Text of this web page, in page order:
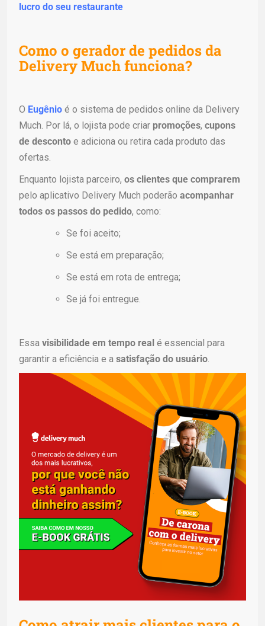
lucro do seu restaurante
Como o gerador de pedidos da
Delivery Much funciona?
O Eugênio é o sistema de pedidos online da Delivery
Much. Por lá, o lojista pode criar promoções, cupons
de desconto e adiciona ou retira cada produto das
ofertas.
Enquanto lojista parceiro, os clientes que comprarem
pelo aplicativo Delivery Much poderão acompanhar
todos os passos do pedido, como:
Se foi aceito;
Se está em preparação;
Se está em rota de entrega;
Se já foi entregue.
Essa visibilidade em tempo real é essencial para
garantir a eficiência e a satisfação do usuário